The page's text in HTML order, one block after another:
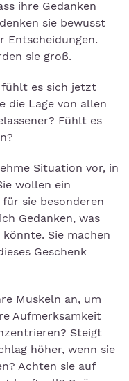
ihre Gedanken
sie bewusst
Entscheidungen.
sie groß.
fühlt es sich jetzt
die Lage von allen
Fühlt es
Situation vor, in
wollen ein
sie besonderen
Gedanken, was
Sie machen
Geschenk
Muskeln an, um
Aufmerksamkeit
Steigt
höher, wenn sie
Achten sie auf